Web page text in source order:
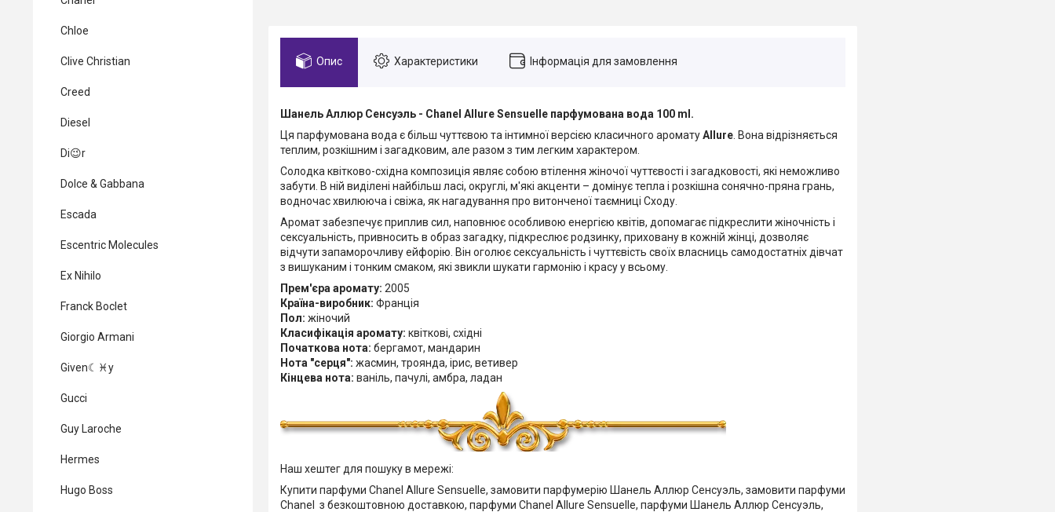
Опис Характеристики Інформація для замовлення
Шанель Аллюр Сенсуэль - Chanel Allure Sensuelle парфумована вода 100 ml.
Ця парфумована вода є більш чуттєвою та інтимної версією класичного ароматуAllure . Вона відрізняється
теплим, розкішним і загадковим, але разом з тим легким характером.
Солодка квітково-східна композиція являє собою втілення жіночої чуттєвості і загадковості, які неможливо
забути. В ній виділені найбільш ласі, округлі, м'які акценти – домінує тепла і розкішна сонячно-пряна грань,
водночас хвилююча і свіжа, як нагадування про витонченої таємниці Сходу.
Аромат забезпечує приплив сил, наповнює особливою енергією квітів, допомагає підкреслити жіночність і
сексуальність, привносить в образ загадку, підкреслює родзинку, приховану в кожній жінці, дозволяє
відчути запаморочливу ейфорію. Він оголює сексуальність і чуттєвість своїх власниць самодостатніх дівчат
з вишуканим і тонким смаком, які звикли шукати гармонію і красу у всьому.
Прем'єра аромату: 2005
Країна-виробник: Франція
Пол: жіночий
Класифікація аромату: квіткові, східні
Початкова нота: бергамот, мандарин
Нота "серця": жасмин, троянда, ірис, ветивер
Кінцева нота: ваніль, пачулі, амбра, ладан
Наш хештег для пошуку в мережі:
Купити парфуми Chanel Allure Sensuelle, замовити парфумерію Шанель Аллюр Сенсуэль, замовити парфуми
Chanel з безкоштовною доставкою, парфуми Chanel Allure Sensuelle, парфуми Шанель Аллюр Сенсуэль,
Chloe
Clive Christian
Creed
Diesel
Di😉r
Dolce & Gabbana
Escada
Escentric Molecules
Ex Nihilo
Franck Boclet
Giorgio Armani
Given☾♓y
Gucci
Guy Laroche
Hermes
Hugo Boss